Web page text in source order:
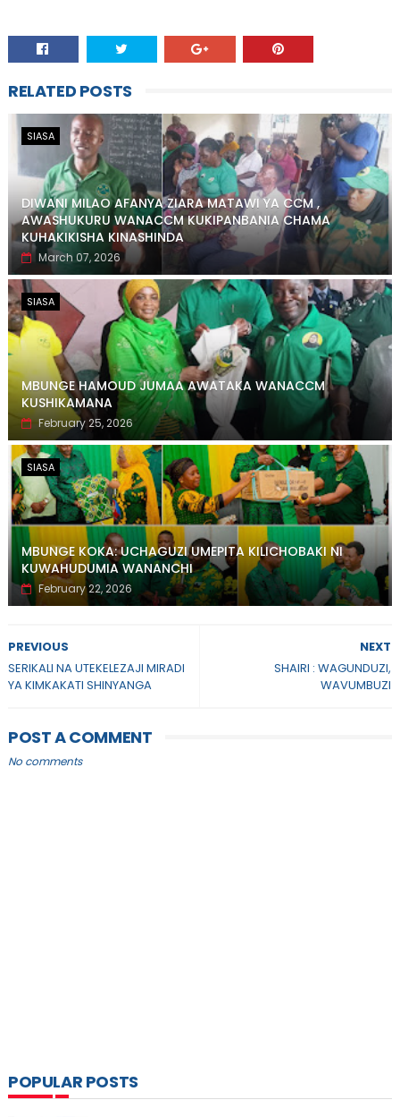
RELATED POSTS
SIASA
DIWANI MILAO AFANYA ZIARA MATAWI YA CCM ,
AWASHUKURU WANACCM KUKIPANBANIA CHAMA
KUHAKIKISHA KINASHINDA
March 07, 2026
SIASA
MBUNGE HAMOUD JUMAA AWATAKA WANACCM
KUSHIKAMANA
February 25, 2026
SIASA
MBUNGE KOKA: UCHAGUZI UMEPITA KILICHOBAKI NI
KUWAHUDUMIA WANANCHI
February 22, 2026
NEXT
SHAIRI : WAGUNDUZI,
WAVUMBUZI
PREVIOUS
SERIKALI NA UTEKELEZAJI MIRADI
YA KIMKAKATI SHINYANGA
POST A COMMENT
No comments
POPULAR POSTS